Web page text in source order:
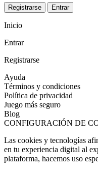
Registrarse Entrar
Inicio
Entrar
Registrarse
Ayuda
Términos y condiciones
Política de privacidad
Juego más seguro
Blog
CONFIGURACIÓN DE
Las cookies y tecnologías
en tu experiencia digital al
plataforma, hacemos uso